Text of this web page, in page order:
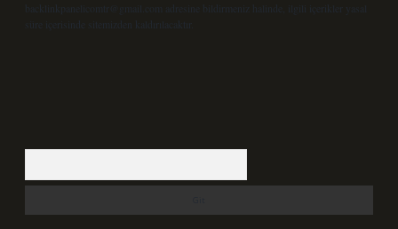
backlinkpanelicomtr@gmail.com
adresine bildirmeniz halinde, ilgili içerikler yasal
süre içerisinde sitemizden kaldırılacaktır.